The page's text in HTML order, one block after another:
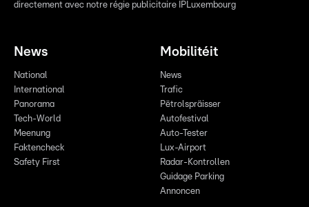
directement avec notre régie publicitaire IPLuxembourg
News
National
International
Panorama
Tech-World
Meenung
Faktencheck
Safety First
Mobilitéit
News
Trafic
Pëtrolspräisser
Autofestival
Auto-Tester
Lux-Airport
Radar-Kontrollen
Guidage Parking
Annoncen